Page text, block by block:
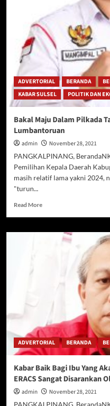
penyuluhan
pencegahan
pemberantasan
penyalahgunaan
&
peredaran
Narkoba
bagi
personelnya
ADVERTORIAL BERANDA
KABAR SULSEL
POLITIK DAN
Bakal Maju Dalam Pilkada
Lumbantoruan
admin
November 28, 2021
PANGKALPINANG,
Pemilihan Kepala Daerah
masih relatif lama yakni 2024,
"turun...
Read MoreRead
Bakal
ADVERTORIAL BERANDA
Kabar Baik Bagi Ibu Yang
ERACS Sangat Disarankan
admin
November 28, 2021
PANGKALPINANG,